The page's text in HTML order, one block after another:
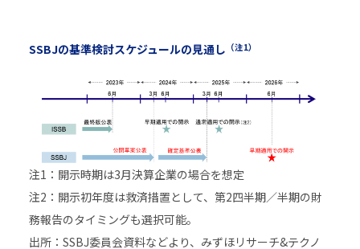
SSBJの基準検討スケジュールの見通し （注1）
注1：開示時期は3月決算企業の場合を想定
注2：開示初年度は救済措置として、第2四半期／半期の財
務報告のタイミングも選択可能。
出所：SSBJ委員会資料などより、みずほリサーチ&テクノ